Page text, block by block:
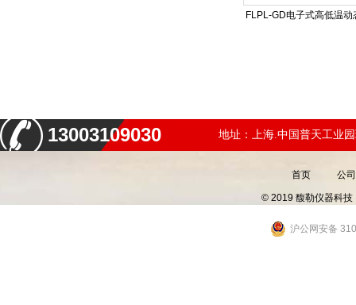
FLPL-GD电子式高低温
13003109030 地址：上海.中国普天工业
首页 公
© 2019 馥勒仪器科技
沪公网安备